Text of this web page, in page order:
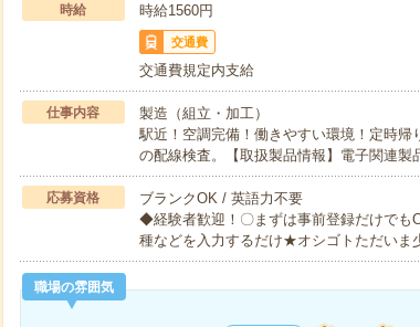
時給 時給1560円
交通費
交通費規定内支給
仕事内容
製造（組立・加工）
駅近！空調完備！働きやすい環境！定時
の配線検査。【取扱製品情報】電子関連製
応募資格
ブランクOK / 英語力不要
◆経験者歓迎！〇まずは事前登録だけで
種などを入力するだけ★オシゴトただいま
職場の雰囲気